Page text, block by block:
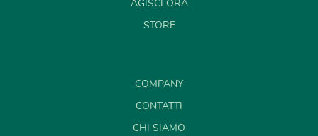
AGISCI ORA
STORE
COMPANY
CONTATTI
CHI SIAMO